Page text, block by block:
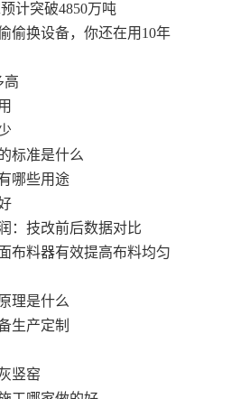
计突破4850万吨
偷换设备，你还在用10年
高
标准是什么
哪些用途
：技改前后数据对比
布料器有效提高布料均匀
理是什么
生产定制
竖窑